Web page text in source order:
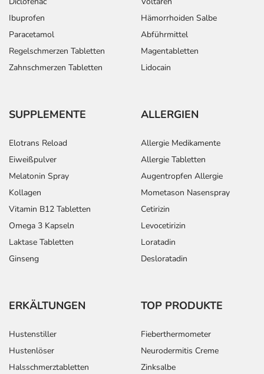
Ibuprofen
Paracetamol
Regelschmerzen Tabletten
Zahnschmerzen Tabletten
Hämorrhoiden Salbe
Abführmittel
Magentabletten
Lidocain
SUPPLEMENTE
Elotrans Reload
Eiweißpulver
Melatonin Spray
Kollagen
Vitamin B12 Tabletten
Omega 3 Kapseln
Laktase Tabletten
Ginseng
ALLERGIEN
Allergie Medikamente
Allergie Tabletten
Augentropfen Allergie
Mometason Nasenspray
Cetirizin
Levocetirizin
Loratadin
Desloratadin
ERKÄLTUNGEN
Hustenstiller
Hustenlöser
Halsschmerztabletten
TOP PRODUKTE
Fieberthermometer
Neurodermitis Creme
Zinksalbe